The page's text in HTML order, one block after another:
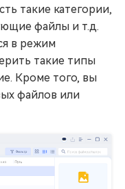
такие категории,
файлы и т.д.
в режим
такие типы
Кроме того, вы
файлов или